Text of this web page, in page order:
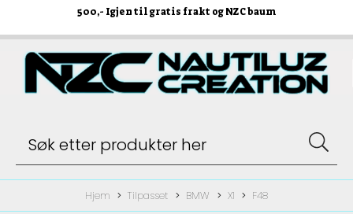
500,- Igjen til gratis frakt og NZC baum
Hjem Tilpasset BMW X1 F48